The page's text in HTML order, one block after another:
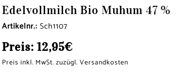
Edelvollmilch Bio Muhum 47 %
Artikelnr.: Sch1107
Preis:12,95€
Preis inkl. MwSt. zuzügl. Versandkosten